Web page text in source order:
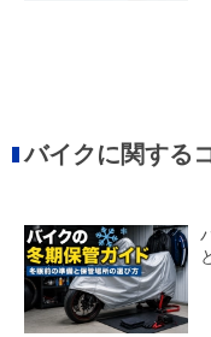
バイクに関する